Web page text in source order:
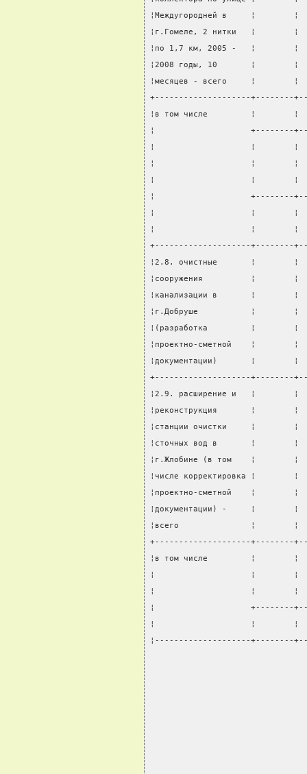
¦Междугородней в     ¦
¦г.Гомеле, 2 нитки   ¦
¦по 1,7 км, 2005 -   ¦
¦2008 годы, 10       ¦
¦месяцев - всего     ¦
+--------------------+--------
¦в том числе         ¦        ¦
¦                    +--------
¦                    ¦        ¦
¦                    ¦        ¦
¦                    ¦        ¦
¦                    +--------
¦                    ¦        ¦
¦                    ¦        ¦
+--------------------+--------
¦2.8. очистные       ¦        ¦
¦сооружения          ¦        ¦
¦канализации в       ¦
¦г.Добруше           ¦
¦(разработка         ¦
¦проектно-сметной    ¦
¦документации)       ¦
+--------------------+--------
¦2.9. расширение и   ¦
¦реконструкция       ¦
¦станции очистки     ¦
¦сточных вод в       ¦
¦г.Жлобине (в том    ¦
¦числе корректировка
¦проектно-сметной    ¦
¦документации) -     ¦
¦всего               ¦
+--------------------+--------
¦в том числе         ¦        ¦
¦                    ¦        ¦
¦                    ¦        ¦
¦                    +--------
¦                    ¦        ¦
¦--------------------+--------